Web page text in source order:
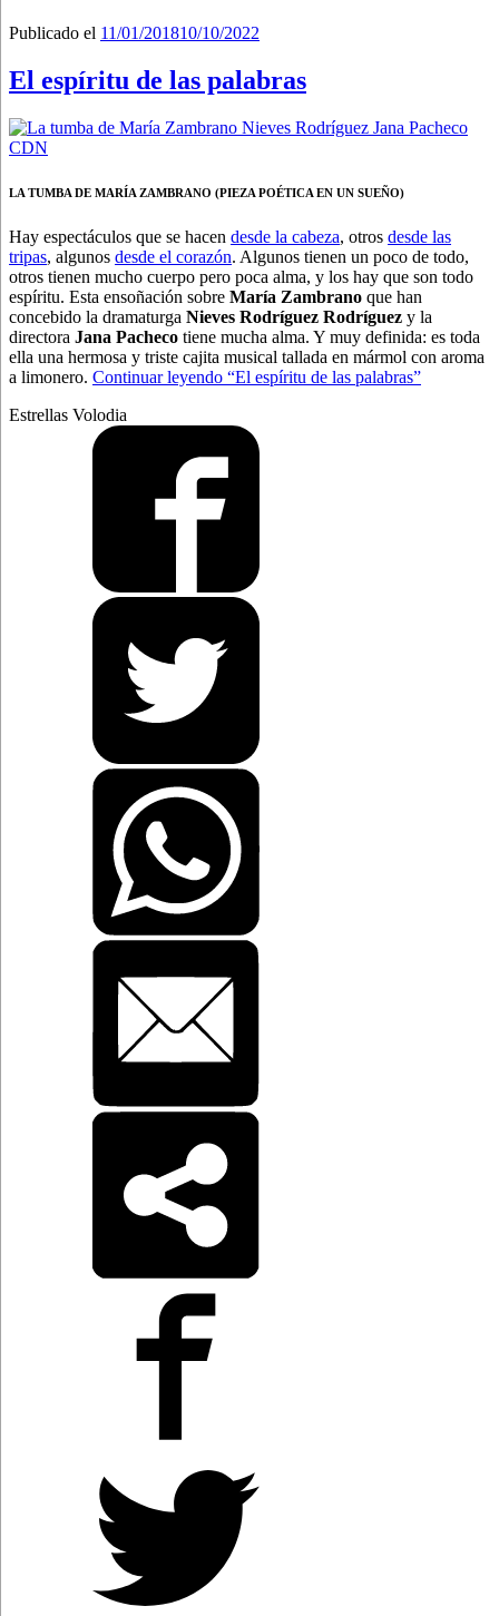
Publicado el 11/01/201810/10/2022
El espíritu de las palabras
LA TUMBA DE MARÍA ZAMBRANO (PIEZA POÉTICA EN UN SUEÑO)
Hay espectáculos que se hacen desde la cabeza, otros desde las
tripas, algunos desde el corazón. Algunos tienen un poco de todo,
otros tienen mucho cuerpo pero poca alma, y los hay que son todo
espíritu. Esta ensoñación sobre María Zambrano que han
concebido la dramaturga Nieves Rodríguez Rodríguez y la
directora Jana Pacheco tiene mucha alma. Y muy definida: es toda
ella una hermosa y triste cajita musical tallada en mármol con aroma
a limonero. Continuar leyendo “El espíritu de las palabras”
Estrellas Volodia